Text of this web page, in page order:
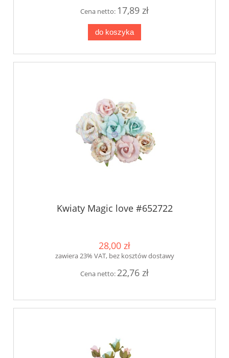
Cena netto: 17,89 zł
do koszyka
Kwiaty Magic love #652722
28,00 zł
zawiera 23% VAT, bez kosztów dostawy
Cena netto: 22,76 zł